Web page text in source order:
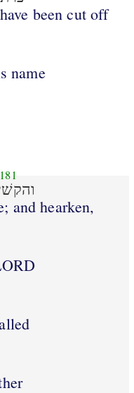
have been cut off
name
and hearken,